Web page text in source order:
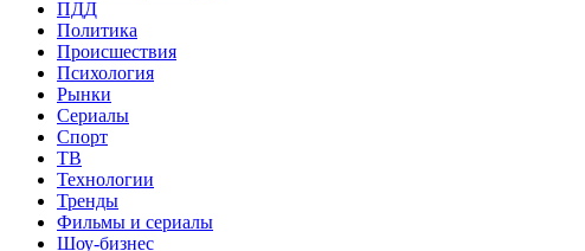
ПДД
Политика
Происшествия
Психология
Рынки
Сериалы
Спорт
ТВ
Технологии
Тренды
Фильмы и сериалы
Шоу-бизнес